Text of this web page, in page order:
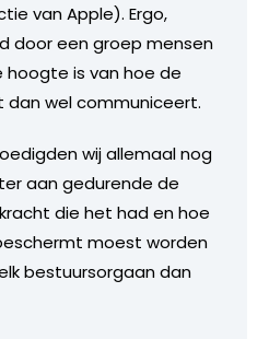
van Apple). Ergo,
door een groep mensen
is van hoe de
dan wel communiceert.
wij allemaal nog
aan gedurende de
die het had en hoe
moest worden
bestuursorgaan dan